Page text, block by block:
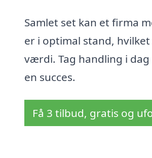
Samlet set kan et firma
er i optimal stand,
værdi. Tag handling i
en succes.
Få 3 tilbud, gratis og